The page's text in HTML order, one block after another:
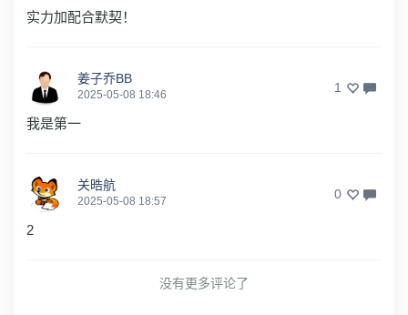
实力加配合默契！
姜子乔BB
2025-05-08 18:46 1
我是第一
关晧航
2025-05-08 18:57 0
2
没有更多评论了